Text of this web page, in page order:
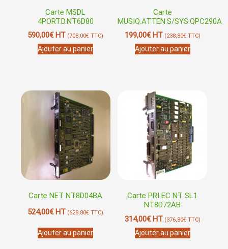
Carte MSDL
4PORT.D.NT6D80
590,00€HT (708,00€ TTC)
Ajouter au panier
Carte
MUSIQ.ATTEN.S/SYS.QPC290A
199,00€HT (238,80€TTC)
Ajouter au panier
Carte NET NT8D04BA
524,00€HT (628,80€ TTC)
Ajouter au panier
Carte PRI EC NT SL1
NT8D72AB
314,00€HT (376,80€TTC)
Ajouter au panier